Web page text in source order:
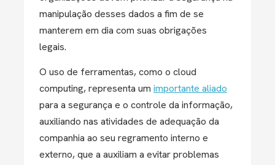
manipulação desses dados a fim de se
manterem em dia com suas obrigações
legais.
O uso de ferramentas, como o cloud
computing, representa um importante aliado
para a segurança e o controle da informação,
auxiliando nas atividades de adequação da
companhia ao seu regramento interno e
externo, que a auxiliam a evitar problemas